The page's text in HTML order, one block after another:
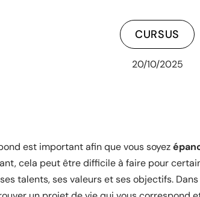
CURSUS
20/10/2025
est important afin que vous soyez
cela peut être difficile à faire pour
talents, ses valeurs et ses objectifs.